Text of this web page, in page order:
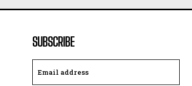
SUBSCRIBE